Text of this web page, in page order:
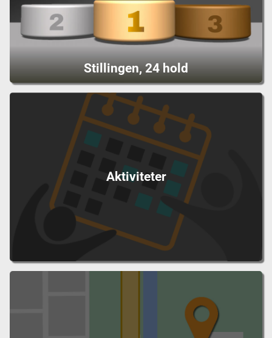
Stillingen, 24 hold
Aktiviteter